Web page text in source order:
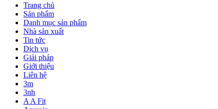
Trang chủ
Sản phẩm
Danh mục sản phẩm
Nhà sản xuất
Tin tức
Dịch vụ
Giải pháp
Giới thiệu
Liên hệ
3m
3nh
A A Fit